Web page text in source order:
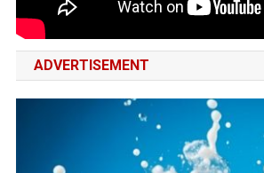
ADVERTISEMENT